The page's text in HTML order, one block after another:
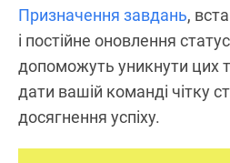
Призначення завдань,
і постійне оновлення
допоможуть уникнути цих
дати вашій команді чітку
досягнення успіху.